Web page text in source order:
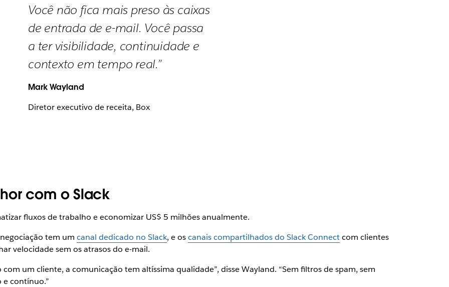
Você não fica mais preso às caixas
de entrada de e-mail. Você passa
a ter visibilidade, continuidade e
contexto em tempo real.”
Mark Wayland
Diretor executivo de receita, Box
com o Slack
fluxos de trabalho e economizar US$ 5 milhões anualmente.
tem um canal dedicado no Slack, e oscanais compartilhados do Slack Connectcom clientes
velocidade sem os atrasos do e-mail.
um cliente, a comunicação tem altíssima qualidade”, disse Wayland. “Sem filtros de spam, sem
e contínuo.”